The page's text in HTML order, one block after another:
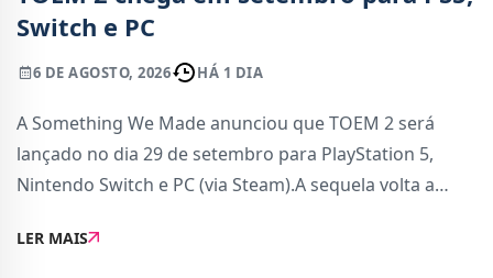
Switch e PC
6 DE AGOSTO, 2026 HÁ 1 DIA
A Something We Made anunciou que TOEM 2 será
lançado no dia 29 de setembro para PlayStation 5,
Nintendo Switch e PC (via Steam).A sequela volta a
jogadores terão de explorar novos cenários, conh
LER MAIS